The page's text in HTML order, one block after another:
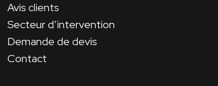
Avis clients
Secteur d’intervention
Demande de devis
Contact